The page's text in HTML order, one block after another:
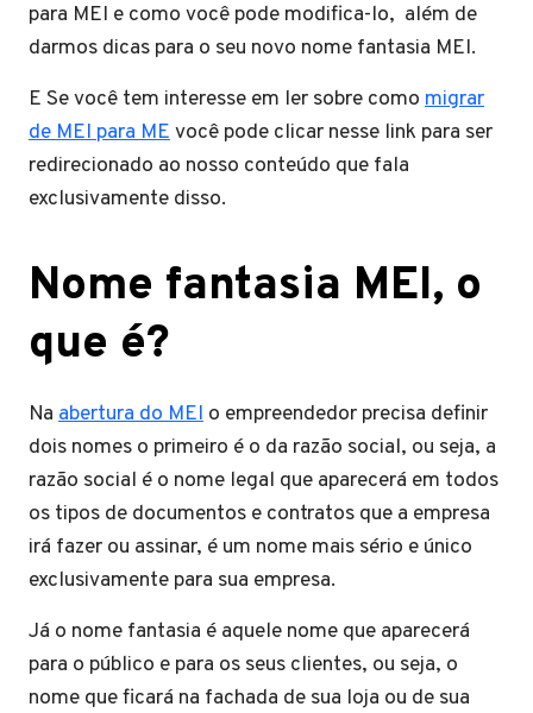
para MEI e como você pode modifica-lo, além de
darmos dicas para o seu novo nome fantasia MEI.
E Se você tem interesse em ler sobre como migrar
de MEI para MEvocê pode clicar nesse link para ser
redirecionado ao nosso conteúdo que fala
exclusivamente disso.
Nome fantasia MEI, o
que é?
Na abertura do MEI o empreendedor precisa definir
dois nomes o primeiro é o da razão social, ou seja, a
razão social é o nome legal que aparecerá em todos
os tipos de documentos e contratos que a empresa
irá fazer ou assinar, é um nome mais sério e único
exclusivamente para sua empresa.
Já o nome fantasia é aquele nome que aparecerá
para o público e para os seus clientes, ou seja, o
nome que ficará na fachada de sua loja ou de sua